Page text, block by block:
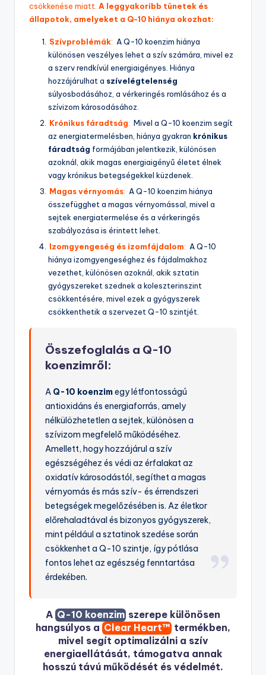
csökkenése miatt. A leggyakoribb tünetek és
állapotok, amelyeket a Q-10 hiánya okozhat:
Szívproblémák: A Q-10 koenzim hiánya
különösen veszélyes lehet a szív számára, mivel ez
a szerv rendkívül energiaigényes. Hiánya
hozzájárulhat a szívelégtelenség
súlyosbodásához, a vérkeringés romlásához és a
szívizom károsodásához.
Krónikus fáradtság: Mivel a Q-10 koenzim segít
az energiatermelésben, hiánya gyakran krónikus
fáradtság formájában jelentkezik, különösen
azoknál, akik magas energiaigényű életet élnek
vagy krónikus betegségekkel küzdenek.
Magas vérnyomás: A Q-10 koenzim hiánya
összefügghet a magas vérnyomással, mivel a
sejtek energiatermelése és a vérkeringés
szabályozása is érintett lehet.
Izomgyengeség és izomfájdalom: A Q-10
hiánya izomgyengeséghez és fájdalmakhoz
vezethet, különösen azoknál, akik sztatin
gyógyszereket szednek a koleszterinszint
csökkentésére, mivel ezek a gyógyszerek
csökkenthetik a szervezet Q-10 szintjét.
Összefoglalás a Q-10
koenzimről:
A Q-10 koenzimegy létfontosságú
antioxidáns és energiaforrás, amely
nélkülözhetetlen a sejtek, különösen a
szívizom megfelelő működéséhez.
Amellett, hogy hozzájárul a szív
egészségéhez és védi az érfalakat az
oxidatív károsodástól, segíthet a magas
vérnyomás és más szív- és érrendszeri
betegségek megelőzésében is. Az életkor
előrehaladtával és bizonyos gyógyszerek,
mint például a sztatinok szedése során
csökkenhet a Q-10 szintje, így pótlása
fontos lehet az egészség fenntartása
érdekében.
AQ-10 koenzimszerepe különösen
hangsúlyos aClear Heart™termékben,
mivel segít optimalizálni a szív
energiaellátását, támogatva annak
hosszú távú működését és védelmét.